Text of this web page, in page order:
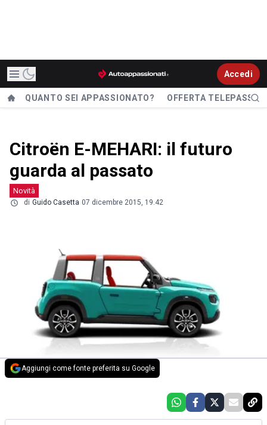
Accedi
QUANTO SEI APPASSIONATO? OFFERTA TELEPASS
Citroën E-MEHARI: il futuro
guarda al passato
Novità
di Guido Casetta 07 dicembre 2015, 19.42
Aggiungi come fonte preferita su Google